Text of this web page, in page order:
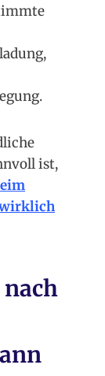
ist,
wirklich
nach